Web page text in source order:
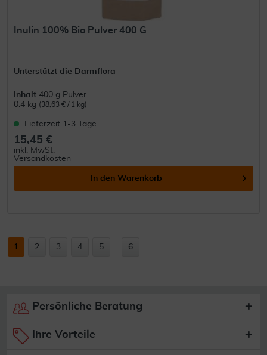
Inulin 100% Bio Pulver 400 G
Unterstützt die Darmflora
Inhalt 400 g Pulver
0.4 kg (38,63 € / 1 kg)
Lieferzeit 1-3 Tage
15,45 €
inkl. MwSt.
Versandkosten
In den Warenkorb
1 2 3 4 5 ... 6
Persönliche Beratung
Ihre Vorteile